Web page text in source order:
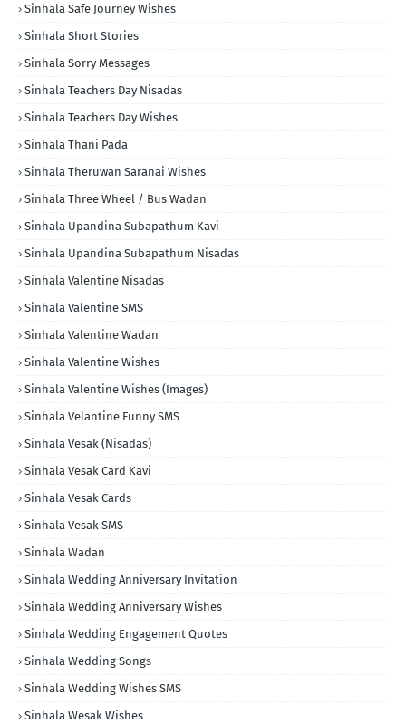
Sinhala Safe Journey Wishes
Sinhala Short Stories
Sinhala Sorry Messages
Sinhala Teachers Day Nisadas
Sinhala Teachers Day Wishes
Sinhala Thani Pada
Sinhala Theruwan Saranai Wishes
Sinhala Three Wheel / Bus Wadan
Sinhala Upandina Subapathum Kavi
Sinhala Upandina Subapathum Nisadas
Sinhala Valentine Nisadas
Sinhala Valentine SMS
Sinhala Valentine Wadan
Sinhala Valentine Wishes
Sinhala Valentine Wishes (Images)
Sinhala Velantine Funny SMS
Sinhala Vesak (Nisadas)
Sinhala Vesak Card Kavi
Sinhala Vesak Cards
Sinhala Vesak SMS
Sinhala Wadan
Sinhala Wedding Anniversary Invitation
Sinhala Wedding Anniversary Wishes
Sinhala Wedding Engagement Quotes
Sinhala Wedding Songs
Sinhala Wedding Wishes SMS
Sinhala Wesak Wishes